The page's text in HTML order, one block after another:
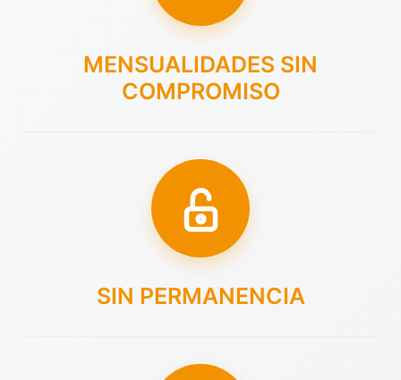
MENSUALIDADES SIN
COMPROMISO
SIN PERMANENCIA